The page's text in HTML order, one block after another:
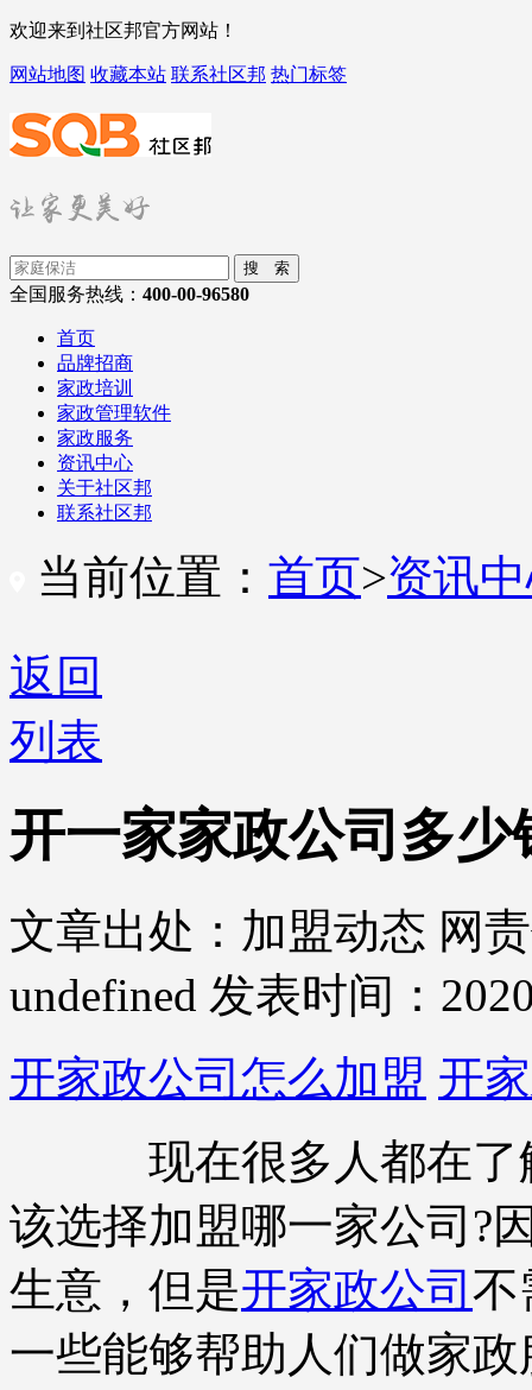
欢迎来到社区邦官方网站！
网站地图 收藏本站 联系社区邦 热门标签
搜 索
全国服务热线： 400-00-96580
首页
品牌招商
家政培训
家政管理软件
家政服务
资讯中心
关于社区邦
联系社区邦
当前位置： 首页>资讯
返回
列表
开一家家政公司多
文章出处：加盟动态 网
undefined 发表时间：
开家政公司怎么加盟 开
现在很多人都在了
该选择加盟哪一家公司?
生意，但是开家政公司 不
一些能够帮助人们做家